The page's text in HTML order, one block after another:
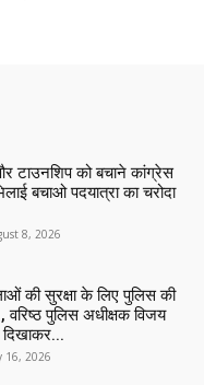
टाउनशिप को बचाने कांग्रेस
बचाओ पदयात्रा का चरोदा
8, 2026
की सुरक्षा के लिए पुलिस की
वरिष्ठ पुलिस अधीक्षक विजय
16, 2026